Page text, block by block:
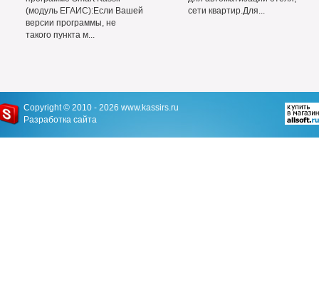
(модуль ЕГАИС):Если Вашей
версии программы, не
такого пункта м...
сети квартир.Для...
Copyright © 2010 - 2026 www.kassirs.ru
Разработка сайта